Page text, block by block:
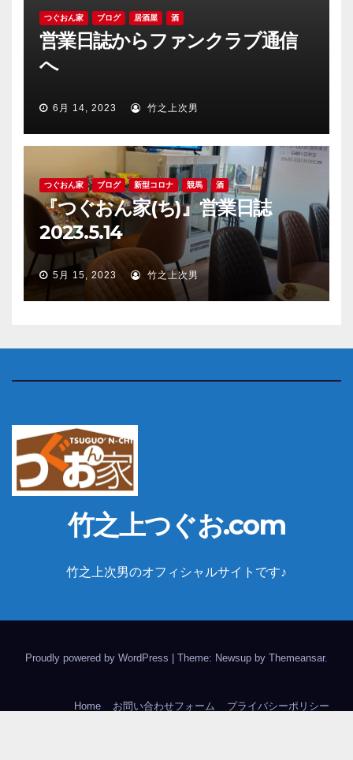
つぐおん家 ブログ 居酒屋 酒
営業日誌からファンクラブ通信
へ
6月 14, 2023 竹之上次男
つぐおん家 ブログ 新型コロナ 競馬 酒
『つぐおん家(ち)』営業日誌
2023.5.14
5月 15, 2023 竹之上次男
竹之上つぐお.com
竹之上次男のオフィシャルサイトです♪
Proudly powered by WordPress | Theme: Newsup by Themeansar.
Home お問い合わせフォーム プライバシーポリシー